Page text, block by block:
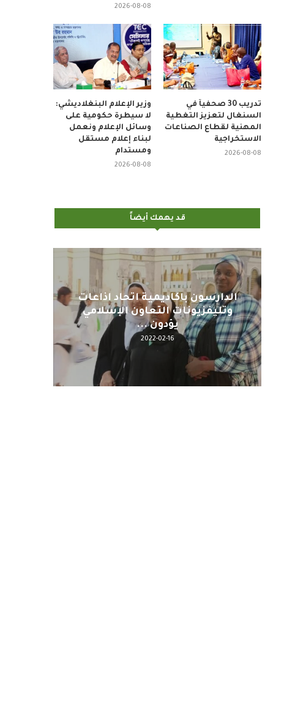
2026-08-08
وزير الإعلام البنغلاديشي:
لا سيطرة حكومية على
وسائل الإعلام ونعمل
لبناء إعلام مستقل
ومستدام
2026-08-08
تدريب 30 صحفياً في
السنغال لتعزيز التغطية
المهنية لقطاع الصناعات
الاستخراجية
2026-08-08
قد يهمك أيضاً
اليوم : المشاركة بالاجتماع
التحضيري لمنظمي قمة اسيا...
2022-04-12